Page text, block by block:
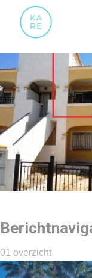
01
01 overzicht